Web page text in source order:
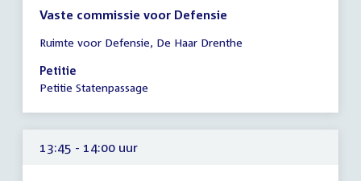
Vaste commissie voor Defensie
vergadering
13:45
-
uur
Ruimte voor Defensie, De Haar Drenthe
Petitie
Petitie Statenpassage
13:45 - 14:00 uur